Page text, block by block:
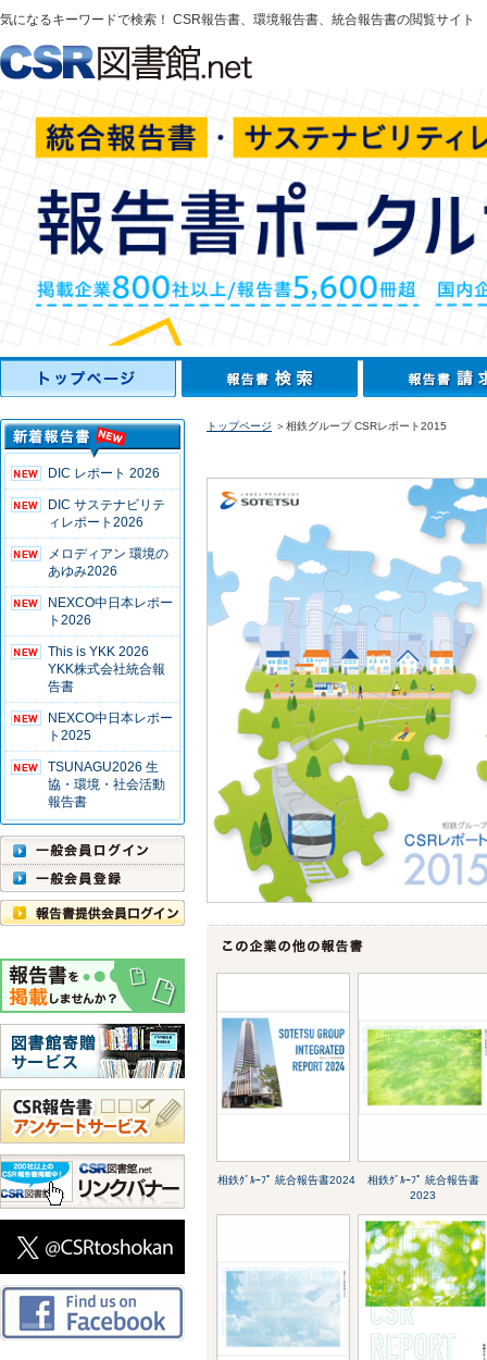
気になるキーワードで検索！ CSR報告書、環境報告書、統合報告書の閲覧サイト
DIC レポート 2026
DIC サステナビリテ
ィレポート2026
メロディアン 環境の
あゆみ2026
NEXCO中日本レポー
ト2026
This is YKK 2026
YKK株式会社統合報
告書
NEXCO中日本レポー
ト2025
TSUNAGU2026 生
協・環境・社会活動
報告書
トップページ ＞相鉄グループ CSRレポート2015
相鉄ｸﾞﾙｰﾌﾟ 統合報告書2024
相鉄ｸﾞﾙｰﾌﾟ 統合報告書
2023